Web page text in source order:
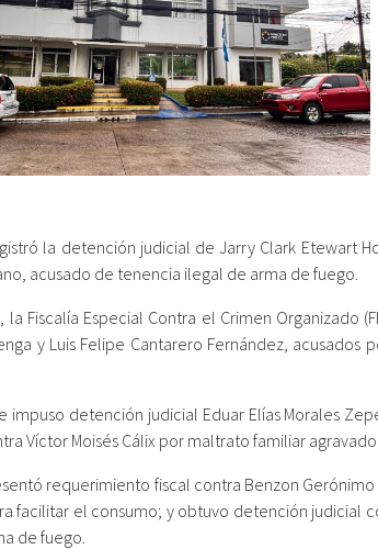
la detención judicial de Jarry Clark Etewart
acusado de tenencia ilegal de arma de fuego.
la Fiscalía Especial Contra el Crimen Organizado
y Luis Felipe Cantarero Fernández,
impuso detención judicial Eduar Elías Morales
Víctor Moisés Cálix por maltrato familiar
requerimiento fiscal contra Benzon
facilitar el consumo; y obtuvo detención judicial
de fuego.